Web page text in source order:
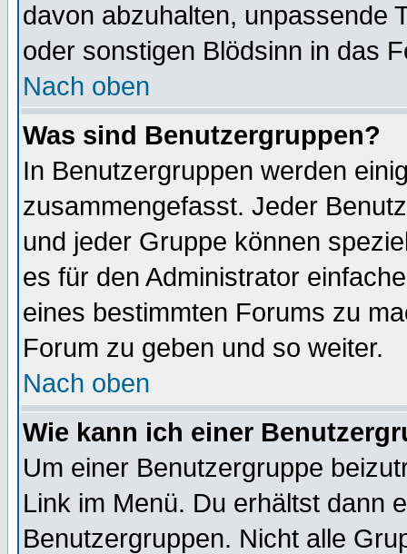
davon abzuhalten, unpassende
oder sonstigen Blödsinn in das
Nach oben
Was sind Benutzergruppen?
In Benutzergruppen werden
zusammengefasst. Jeder
und jeder Gruppe können
es für den Administrator
eines bestimmten Forums zu
Forum zu geben und so weiter.
Nach oben
Wie kann ich einer
Um einer Benutzergruppe
Link im Menü. Du erhältst dann
Benutzergruppen. Nicht alle